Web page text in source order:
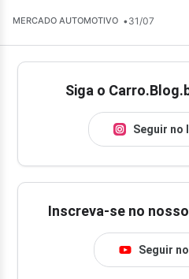
MERCADO AUTOMOTIVO •31/07
Siga o
Seguir no
Inscreva-se no
Seguir